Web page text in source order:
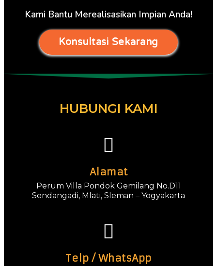
Kami Bantu Merealisasikan Impian Anda!
Konsultasi Sekarang
HUBUNGI KAMI
Alamat
Perum Villa Pondok Gemilang No.D11
Sendangadi, Mlati, Sleman – Yogyakarta
Telp / WhatsApp